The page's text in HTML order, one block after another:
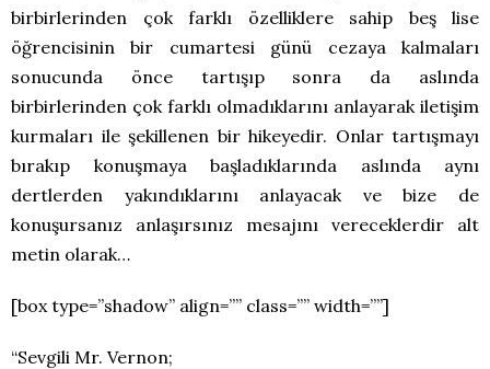
birbirlerinden çok farklı özelliklere sahip beş lise
öğrencisinin bir cumartesi günü cezaya kalmaları
sonucunda önce tartışıp sonra da aslında
birbirlerinden çok farklı olmadıklarını anlayarak iletişim
kurmaları ile şekillenen bir hikeyedir. Onlar tartışmayı
bırakıp konuşmaya başladıklarında aslında aynı
dertlerden yakındıklarını anlayacak ve bize de
konuşursanız anlaşırsınız mesajını vereceklerdir alt
metin olarak…
[box type=”shadow” align=”” class=”” width=””]
“Sevgili Mr. Vernon;